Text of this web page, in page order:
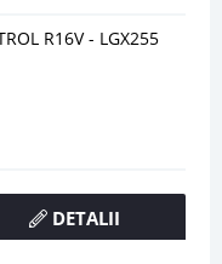
R16V - LGX255
DETALII